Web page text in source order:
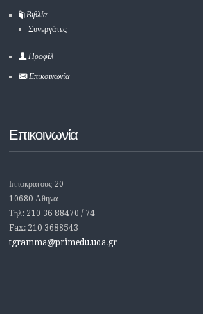
Βιβλία
Συνεργάτες
Προφίλ
Επικοινωνία
Επικοινωνία
Ιπποκρατους 20
10680 Αθηνα
Τηλ: 210 36 88470 / 74
Fax: 210 3688543
tgramma@primedu.uoa.gr